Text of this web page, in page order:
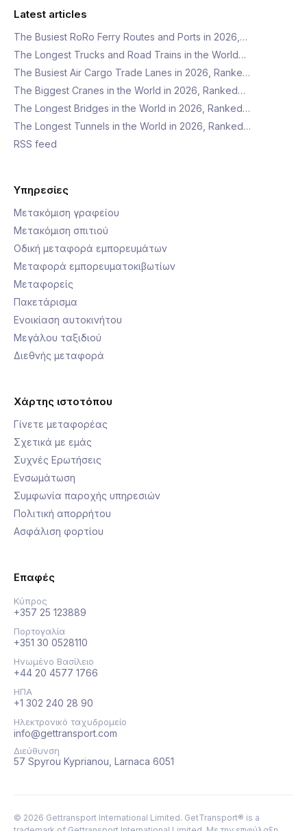
Latest articles
The Busiest RoRo Ferry Routes and Ports in 2026,…
The Longest Trucks and Road Trains in the World…
The Busiest Air Cargo Trade Lanes in 2026, Ranke…
The Biggest Cranes in the World in 2026, Ranked…
The Longest Bridges in the World in 2026, Ranked…
The Longest Tunnels in the World in 2026, Ranked…
RSS feed
Υπηρεσίες
Μετακόμιση γραφείου
Μετακόμιση σπιτιού
Οδική μεταφορά εμπορευμάτων
Μεταφορά εμπορευματοκιβωτίων
Μεταφορείς
Πακετάρισμα
Ενοικίαση αυτοκινήτου
Μεγάλου ταξιδιού
Διεθνής μεταφορά
Χάρτης ιστοτόπου
Γίνετε μεταφορέας
Σχετικά με εμάς
Συχνές Ερωτήσεις
Ενσωμάτωση
Συμφωνία παροχής υπηρεσιών
Πολιτική απορρήτου
Ασφάλιση φορτίου
Επαφές
Κύπρος
+357 25 123889
Πορτογαλία
+351 30 0528110
Ηνωμένο Βασίλειο
+44 20 4577 1766
ΗΠΑ
+1 302 240 28 90
Ηλεκτρονικό ταχυδρομείο
info@gettransport.com
Διεύθυνση
57 Spyrou Kyprianou, Larnaca 6051
© 2026 Gettransport International Limited. GetTransport® is a